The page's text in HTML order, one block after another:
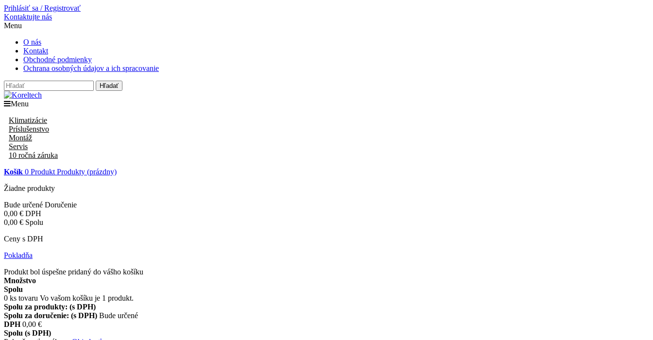
Prihlásiť sa / Registrovať
Kontaktujte nás
Menu
O nás
Kontakt
Obchodné podmienky
Ochrana osobných údajov a ich spracovanie
Hľadať
Menu
Klimatizácie
Príslušenstvo
Montáž
Servis
10 ročná záruka
Košík 0 Produkt Produkty (prázdny)
Žiadne produkty
Bude určené Doručenie
0,00 € DPH
0,00 € Spolu
Ceny s DPH
Pokladňa
Produkt bol úspešne pridaný do vášho košíku
Množstvo
Spolu
0 ks tovaru Vo vašom košíku je 1 produkt.
Spolu za produkty: (s DPH)
Spolu za doručenie: (s DPH) Bude určené
DPH 0,00 €
Spolu (s DPH)